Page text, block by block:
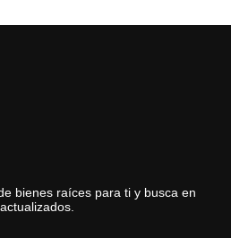
bienes raíces para ti y busca en